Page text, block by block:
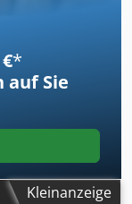
*
auf Sie
Kleinanzeige